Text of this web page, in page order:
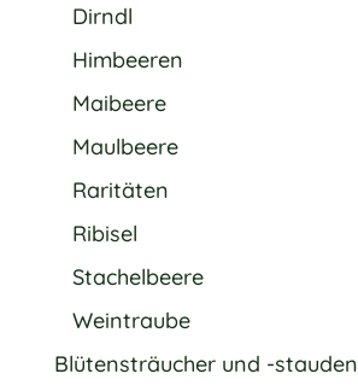
Dirndl
Himbeeren
Maibeere
Maulbeere
Raritäten
Ribisel
Stachelbeere
Weintraube
Blütensträucher und -stauden